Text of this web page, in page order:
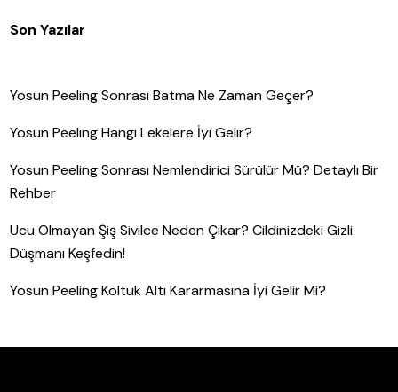
Son Yazılar
Yosun Peeling Sonrası Batma Ne Zaman Geçer?
Yosun Peeling Hangi Lekelere İyi Gelir?
Yosun Peeling Sonrası Nemlendirici Sürülür Mü? Detaylı Bir
Rehber
Ucu Olmayan Şiş Sivilce Neden Çıkar? Cildinizdeki Gizli
Düşmanı Keşfedin!
Yosun Peeling Koltuk Altı Kararmasına İyi Gelir Mi?